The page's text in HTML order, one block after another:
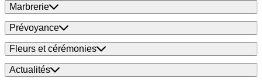
Marbrerie
Prévoyance
Fleurs et cérémonies
Actualités